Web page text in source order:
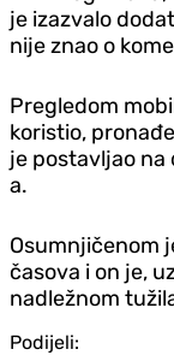
je izazvalo
nije znao o
Pregledom
koristio,
je postavljao na
a.
Osumnjičenom
časova i on je,
nadležnom
Podijeli: